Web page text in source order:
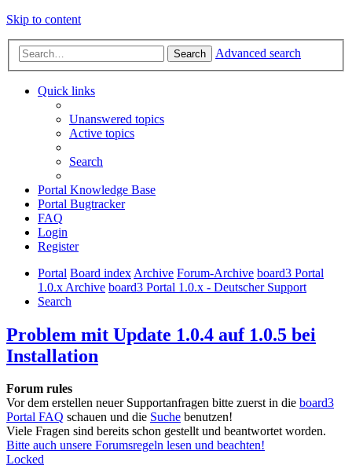
Skip to content
Search Advanced search
Quick links
Unanswered topics
Active topics
Search
Portal Knowledge Base
Portal Bugtracker
FAQ
Login
Register
Portal Board index Archive Forum-Archive board3 Portal
1.0.x Archive board3 Portal 1.0.x - Deutscher Support
Search
Problem mit Update 1.0.4 auf 1.0.5 bei
Installation
Forum rules
Vor dem erstellen neuer Supportanfragen bitte zuerst in die board3
Portal FAQ schauen und die Suche benutzen!
Viele Fragen sind bereits schon gestellt und beantwortet worden.
Bitte auch unsere Forumsregeln lesen und beachten!
Locked